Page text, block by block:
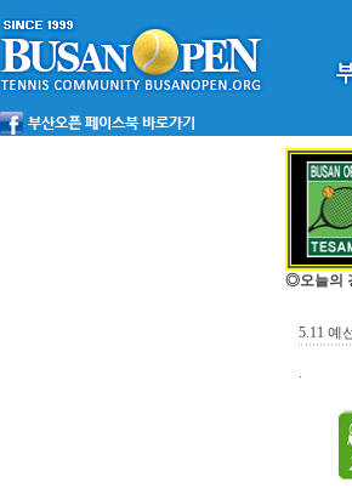
◎오늘의
5.11 예
.